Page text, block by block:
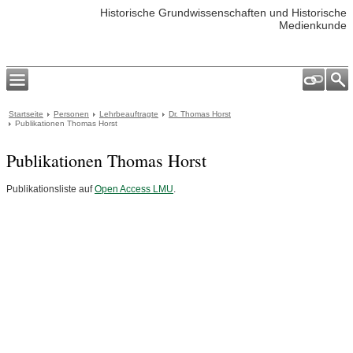
Historische Grundwissenschaften und Historische
Medienkunde
Startseite Personen Lehrbeauftragte
Dr. Thomas Horst
Publikationen Thomas Horst
Publikationen Thomas Horst
Publikationsliste aufOpen Access LMU.